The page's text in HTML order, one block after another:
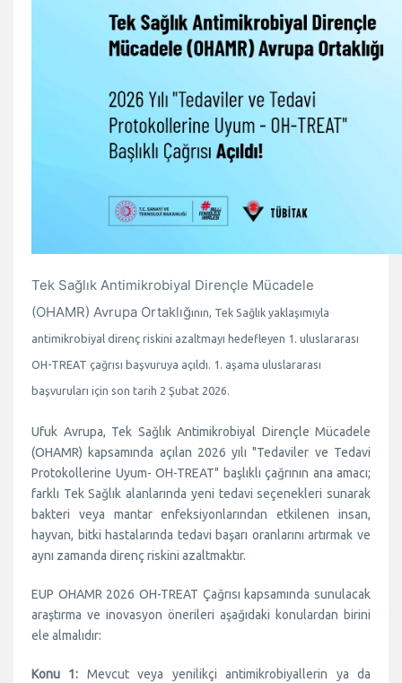
Tek Sağlık Antimikrobiyal Dirençle Mücadele
(OHAMR) Avrupa Ortaklığının, Tek Sağlık yaklaşımıyla
antimikrobiyal direnç riskini azaltmayı hedefleyen 1. uluslararası
OH-TREAT çağrısı başvuruya açıldı. 1. aşama uluslararası
başvuruları için son tarih 2 Şubat 2026.
Ufuk Avrupa, Tek Sağlık Antimikrobiyal Dirençle Mücadele
(OHAMR) kapsamında açılan 2026 yılı "Tedaviler ve Tedavi
Protokollerine Uyum- OH-TREAT" başlıklı çağrının ana amacı;
farklı Tek Sağlık alanlarında yeni tedavi seçenekleri sunarak
bakteri veya mantar enfeksiyonlarından etkilenen insan,
hayvan, bitki hastalarında tedavi başarı oranlarını artırmak ve
aynı zamanda direnç riskini azaltmaktır.
EUP OHAMR 2026 OH-TREAT Çağrısı kapsamında sunulacak
araştırma ve inovasyon önerileri aşağıdaki konulardan birini
ele almalıdır:
Konu 1: Mevcut veya yenilikçi antimikrobiyallerin ya da